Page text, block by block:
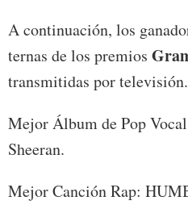
A continuación, los
ternas de los premios
transmitidas por televisión.
Mejor Álbum de Pop
Sheeran.
Mejor Canción Rap: